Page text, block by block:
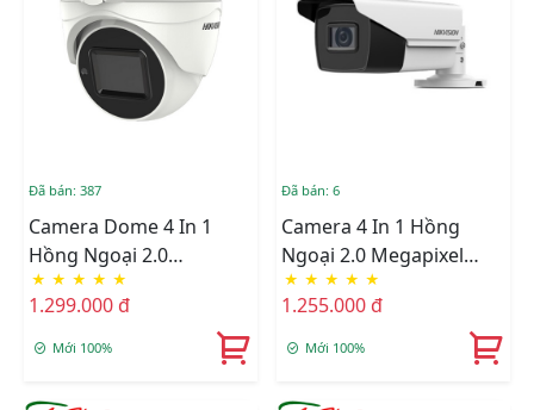
Đã bán: 387
Camera Dome 4 In 1
Hồng Ngoại 2.0
Megapixel HIKVISION
DS-2CE79D3T-IT3ZF
★ ★ ★ ★ ★
1.299.000 đ
Mới 100%
Đã bán: 6
Camera 4 In 1 Hồng
Ngoại 2.0 Megapixel
HIKVISION DS-
2CE19D3T-IT3ZF
★ ★ ★ ★ ★
1.255.000 đ
Mới 100%